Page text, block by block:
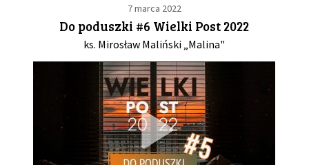
7 marca 2022
Do poduszki #6 Wielki Post 2022
ks. Mirosław Maliński „Malina"